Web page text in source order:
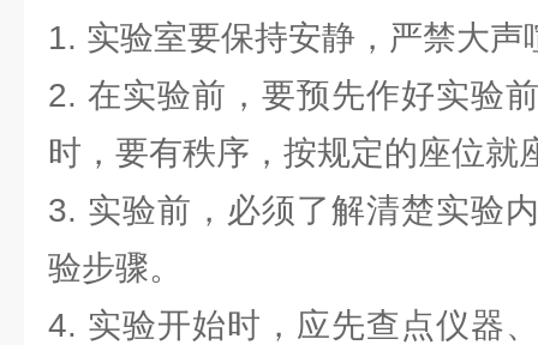
1. 实验室要保持安静，严禁大声
2. 在实验前，要预先作好实验
时，要有秩序，按规定的座位就
3. 实验前，必须了解清楚实验
验步骤。
4. 实验开始时，应先查点仪器